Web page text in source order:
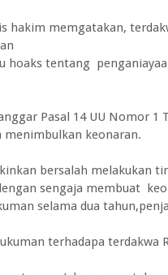
hakim memgatakan,
hoaks tentang
Pasal 14 UU Nomor 1
menimbulkan keonaran.
bersalah melakukan
sengaja membuat
selama dua
terhadapa terdakwa